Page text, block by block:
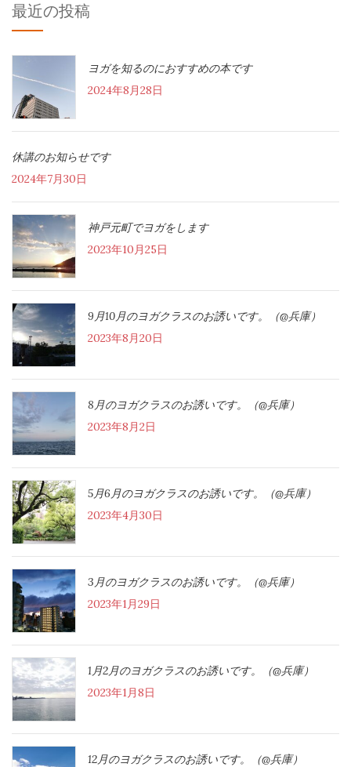
最近の投稿
ヨガを知るのにおすすめの本です
2024年8月28日
休講のお知らせです
2024年7月30日
神戸元町でヨガをします
2023年10月25日
9月10月のヨガクラスのお誘いです。（@兵庫）
2023年8月20日
8月のヨガクラスのお誘いです。（@兵庫）
2023年8月2日
5月6月のヨガクラスのお誘いです。（@兵庫）
2023年4月30日
3月のヨガクラスのお誘いです。（@兵庫）
2023年1月29日
1月2月のヨガクラスのお誘いです。（@兵庫）
2023年1月8日
12月のヨガクラスのお誘いです。（@兵庫）